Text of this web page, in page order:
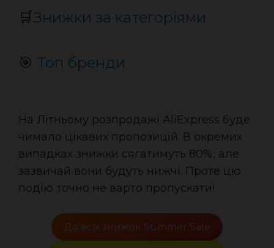
🛒Знижки за категоріями
🎯 Топ бренди
На Літньому розпродажі AliExpress буде
чимало цікавих пропозицій. В окремих
випадках знижки сягатимуть 80%, але
зазвичай вони будуть нижчі. Проте цю
подію точно не варто пропускати!
До всіх знижок Summer Sale